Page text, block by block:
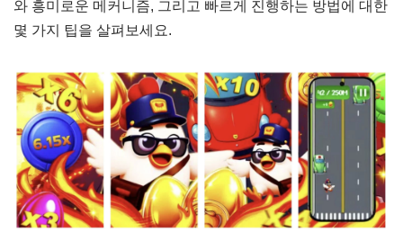
와 흥미로운 메커니즘, 그리고 빠르게 진행하는 방법에 대한
몇 가지 팁을 살펴보세요.